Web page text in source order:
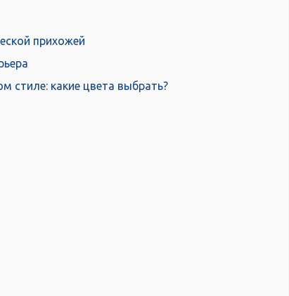
прихожей
стиле: какие цвета выбрать?